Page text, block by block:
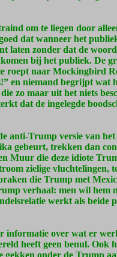
om te liegen door
dat wanneer het
laten zonder dat de
bij het publiek. De
roept naar Mockingbird
en niemand begrijpt wat
zo maar uit het niets
dat de ingelegde
anti-Trump versie van het
gebeurt, trekken dan
Muur die deze idiote
zielige vluchtelingen,
die Trump met
verhaal: men wil hem
werkt als
informatie over wat er
heeft geen benul.
gekken onder de Trump